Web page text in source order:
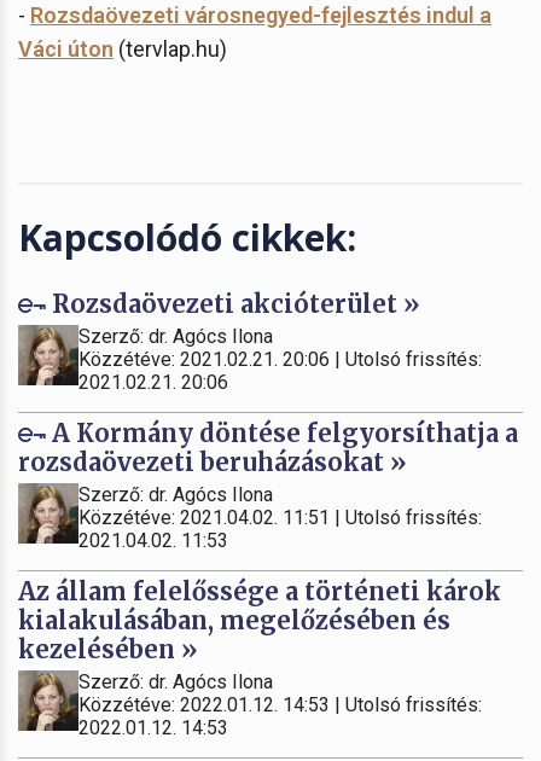
- Rozsdaövezeti városnegyed-fejlesztés indul a
Váci úton (tervlap.hu)
Kapcsolódó cikkek:
Rozsdaövezeti akcióterület »
Szerző: dr. Agócs Ilona
Közzétéve: 2021.02.21. 20:06 | Utolsó frissítés:
2021.02.21. 20:06
A Kormány döntése felgyorsíthatja a
rozsdaövezeti beruházásokat »
Szerző: dr. Agócs Ilona
Közzétéve: 2021.04.02. 11:51 | Utolsó frissítés:
2021.04.02. 11:53
Az állam felelőssége a történeti károk
kialakulásában, megelőzésében és
kezelésében »
Szerző: dr. Agócs Ilona
Közzétéve: 2022.01.12. 14:53 | Utolsó frissítés:
2022.01.12. 14:53